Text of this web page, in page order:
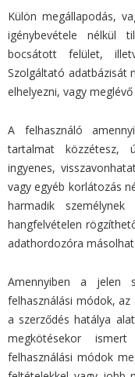
Külön megállapodás,
igénybevétele nélkül
bocsátott felület,
Szolgáltató adatbázisát
elhelyezni, vagy
A felhasználó
tartalmat közzétesz,
ingyenes,
vagy egyéb korlátozás
harmadik
hangfelvételen
adathordozóra
Amennyiben a jelen
felhasználási módok,
a szerződés hatálya
megkötésekor
felhasználási módok